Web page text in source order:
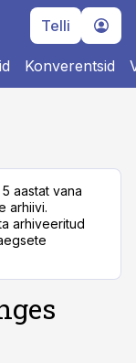
Telli
Konverentsid
aastat vana
arhiivi.
arhiveeritud